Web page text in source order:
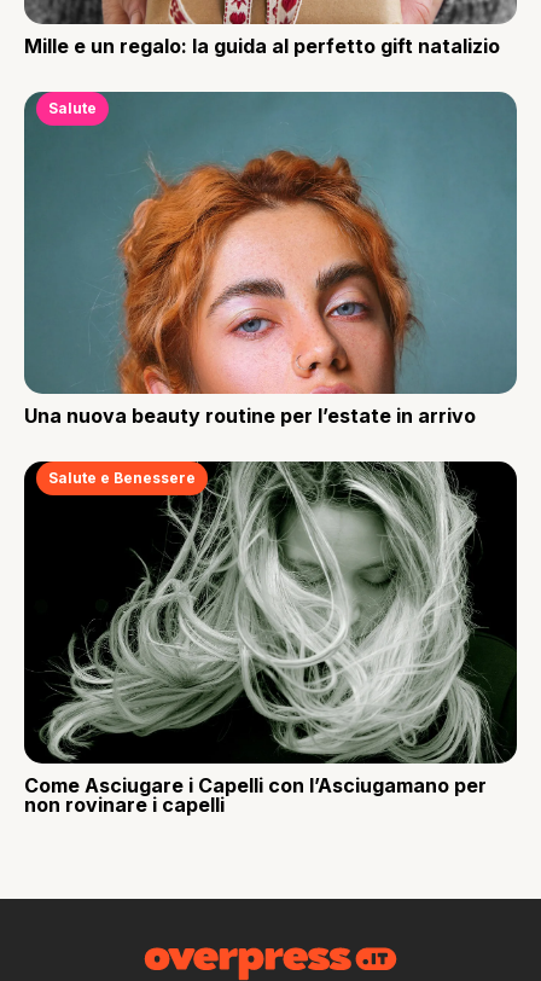
Mille e un regalo: la guida al perfetto gift natalizio
Salute
Una nuova beauty routine per l’estate in arrivo
Salute e Benessere
Come Asciugare i Capelli con l’Asciugamano per
non rovinare i capelli